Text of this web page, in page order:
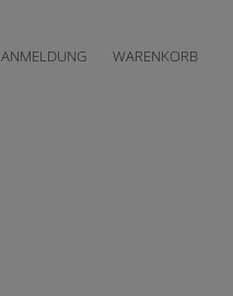
ANMELDUNG WARENKORB